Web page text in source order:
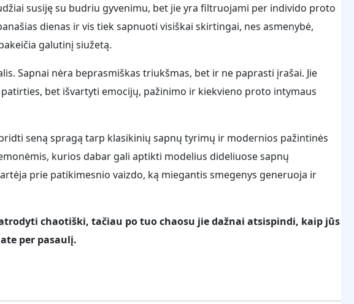
susiję su budriu gyvenimu, bet jie yra filtruojami per individo proto
dienas ir vis tiek sapnuoti visiškai skirtingai, nes asmenybė,
galutinį siužetą.
Sapnai nėra beprasmiškas triukšmas, bet ir ne paprasti įrašai. Jie
bet išvartyti emocijų, pažinimo ir kiekvieno proto intymaus
seną spragą tarp klasikinių sapnų tyrimų ir modernios pažintinės
kurios dabar gali aptikti modelius dideliuose sapnų
prie patikimesnio vaizdo, ką miegantis smegenys generuoja ir
chaotiški, tačiau po tuo chaosu jie dažnai atsispindi, kaip jūs
per pasaulį.